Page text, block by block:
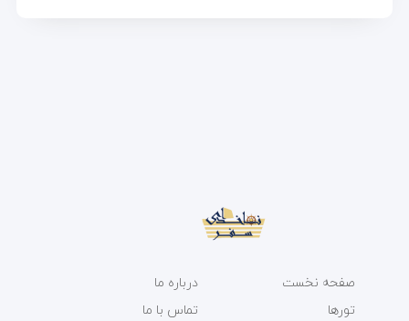
صفحه نخست
تورها
درباره ما
تماس با ما